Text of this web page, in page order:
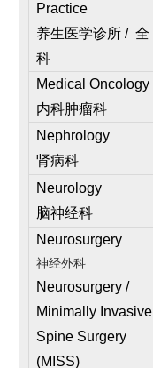
Practice
养生医学诊所 / 全
科
Medical Oncology
内科肿瘤科
Nephrology
肾病科
Neurology
脑神经科
Neurosurgery
神经外科
Neurosurgery /
Minimally Invasive
Spine Surgery
(MISS)